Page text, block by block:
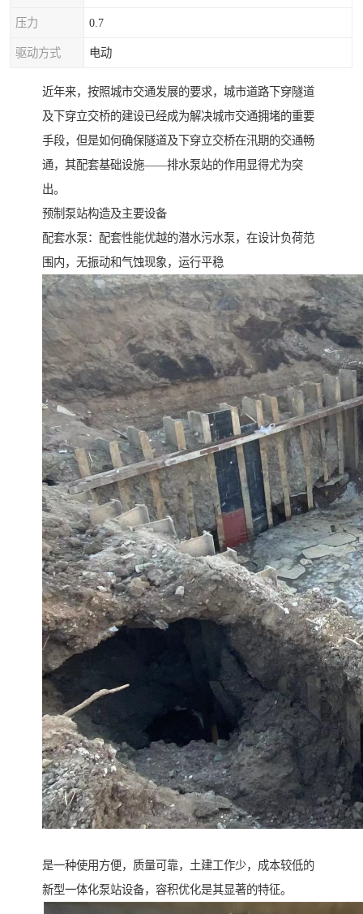
压力 0.7
驱动方式 电动
近年来，按照城市交通发展的要求，城市道路下穿隧道
及下穿立交桥的建设已经成为解决城市交通拥堵的重要
手段，但是如何确保隧道及下穿立交桥在汛期的交通畅
通，其配套基础设施——排水泵站的作用显得尤为突
出。
预制泵站构造及主要设备
配套水泵：配套性能优越的潜水污水泵，在设计负荷范
围内，无振动和气蚀现象，运行平稳
是一种使用方便，质量可靠，土建工作少，成本较低的
新型一体化泵站设备，容积优化是其显著的特征。